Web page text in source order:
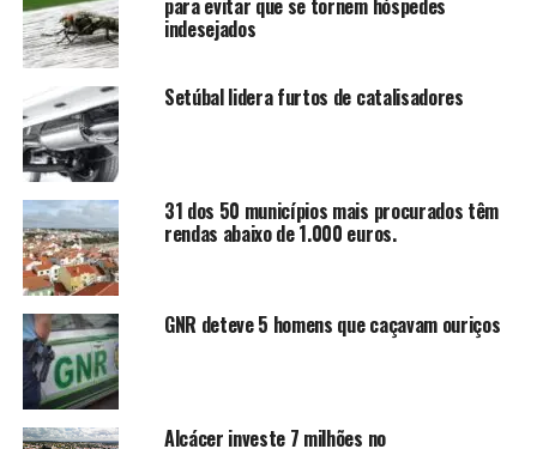
indesejados
Setúbal lidera furtos de catalisadores
31 dos 50 municípios mais procurados têm
rendas abaixo de 1.000 euros.
GNR deteve 5 homens que caçavam ouriços
Alcácer investe 7 milhões no